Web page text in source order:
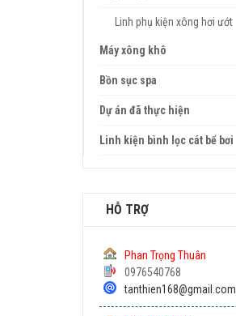
Linh phụ kiện xông hơi ướt
Máy xông khô
Bồn sục spa
Dự án đã thực hiện
Linh kiện bình lọc cát bể bơi
HỖ TRỢ
Phan Trọng Thuân
0976540768
tanthien168@gmail.com